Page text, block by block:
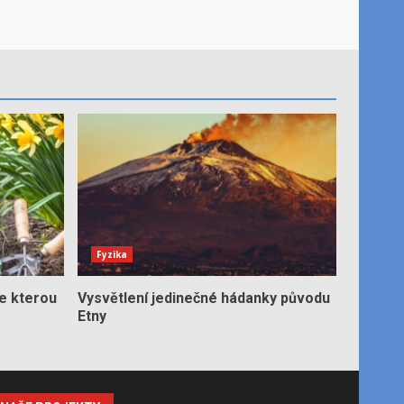
kterou
Fyzika
Vysvětlení jedinečné hádanky původu
Etny